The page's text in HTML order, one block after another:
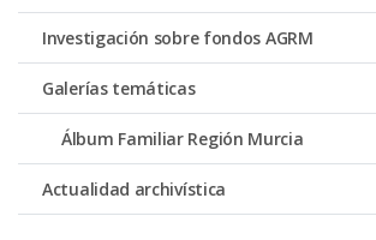
Investigación sobre fondos AGRM
Galerías temáticas
Álbum Familiar Región Murcia
Actualidad archivística